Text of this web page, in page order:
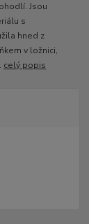
Jsou
s
hned z
v ložnici,
celý popis